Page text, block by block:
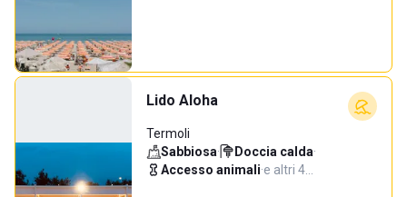
Lido Aloha
Termoli
Sabbiosa· Doccia calda·
Accesso animali·e altri 4…